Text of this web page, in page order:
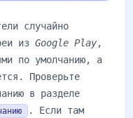
случайно
из Google Play,
по умолчанию, а
Проверьте
в разделе
. Если там